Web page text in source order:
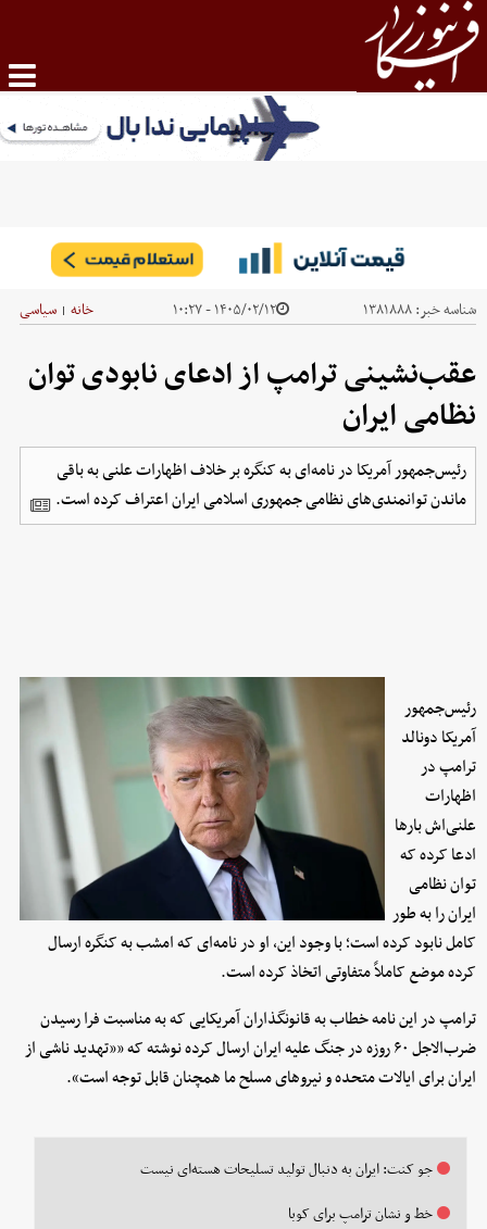
شناسه خبر:۱۳۸۱۸۸۸ ۱۴۰۵/۰۲/۱۲ - ۱۰:۲۷ خانه | سیاسی
عقب‌نشینی ترامپ از ادعای نابودی توان
نظامی ایران
رئیس‌جمهور آمریکا در نامه‌ای به کنگره بر خلاف اظهارات علنی به باقی
ماندن توانمندی‌های نظامی جمهوری اسلامی ایران اعتراف کرده است.
رئیس‌جمهور
آمریکا دونالد
ترامپ در
اظهارات
علنی‌اش بارها
ادعا کرده که
توان نظامی
ایران را به طور
کامل نابود کرده است؛ با وجود این، او در نامه‌ای که امشب به کنگره ارسال
کرده موضع کاملاً متفاوتی اتخاذ کرده است.
ترامپ در این نامه خطاب به قانونگذاران آمریکایی که به مناسبت فرا رسیدن
ضرب‌الاجل ۶۰ روزه در جنگ علیه ایران ارسال کرده نوشته که ««تهدید ناشی از
ایران برای ایالات متحده و نیروهای مسلح ما همچنان قابل توجه است».
جو کنت: ایران به دنبال تولید تسلیحات هسته‌ای نیست
خط‌ و نشان ترامپ برای کوبا